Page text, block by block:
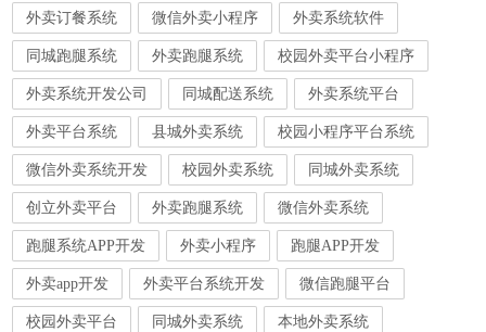
外卖订餐系统 微信外卖小程序 外卖系统软件
同城跑腿系统 外卖跑腿系统 校园外卖平台小程序
外卖系统开发公司 同城配送系统 外卖系统平台
外卖平台系统 县城外卖系统 校园小程序平台系统
微信外卖系统开发 校园外卖系统 同城外卖系统
创立外卖平台 外卖跑腿系统 微信外卖系统
跑腿系统APP开发 外卖小程序 跑腿APP开发
外卖app开发 外卖平台系统开发 微信跑腿平台
校园外卖平台 同城外卖系统 本地外卖系统